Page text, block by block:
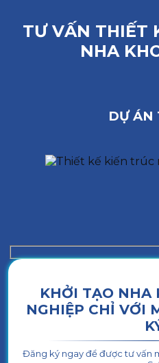
TƯ VẤN THIẾT
NHA
DỰ ÁN
KHỞI TẠO NHA
NGHIỆP CHỈ VỚI
Đăng ký ngay để được tư vấn